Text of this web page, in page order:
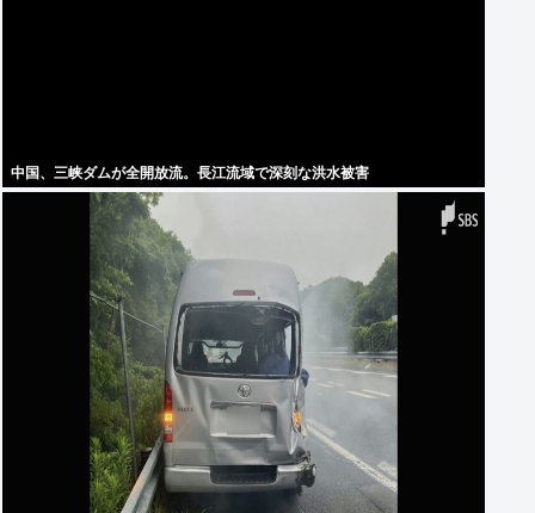
中国、三峡ダムが全開放流。長江流域で深刻な洪水被害